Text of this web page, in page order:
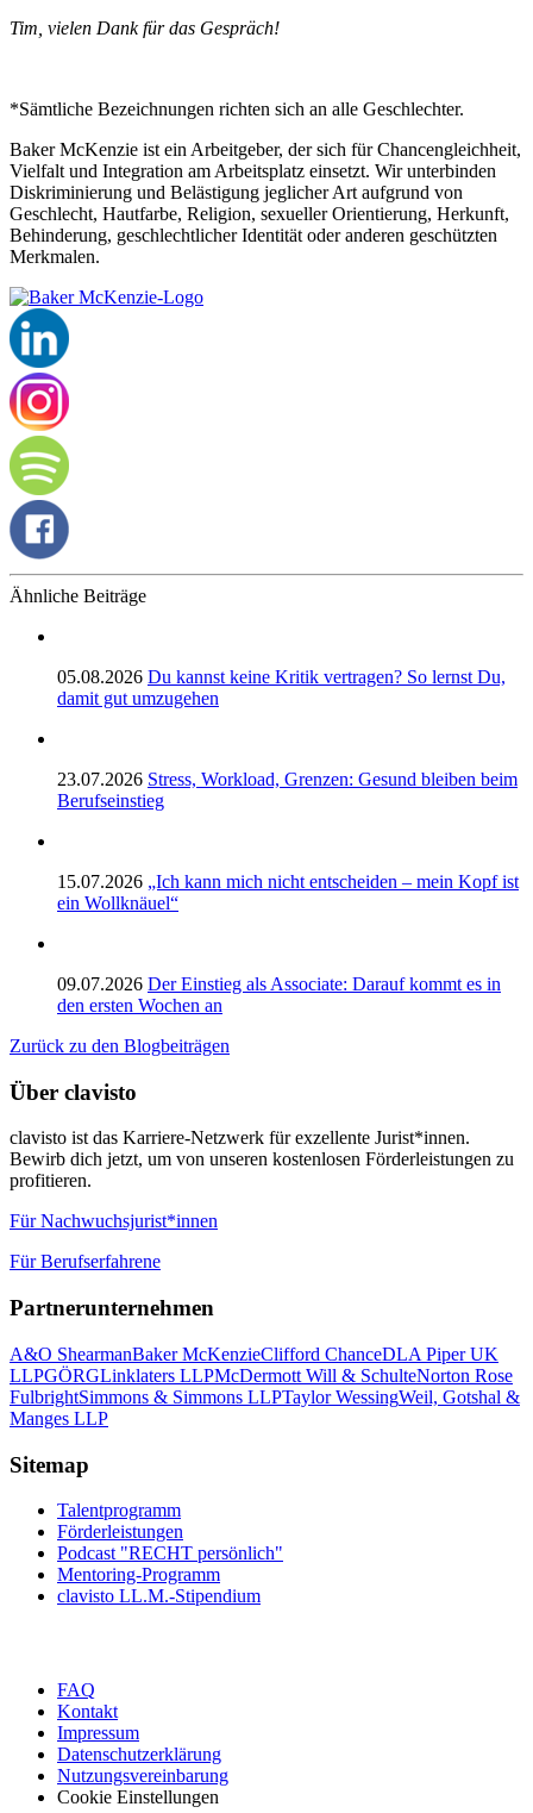
Tim, vielen Dank für das Gespräch!
*Sämtliche Bezeichnungen richten sich an alle Geschlechter.
Baker McKenzie ist ein Arbeitgeber, der sich für Chancengleichheit,
Vielfalt und Integration am Arbeitsplatz einsetzt. Wir unterbinden
Diskriminierung und Belästigung jeglicher Art aufgrund von
Geschlecht, Hautfarbe, Religion, sexueller Orientierung, Herkunft,
Behinderung, geschlechtlicher Identität oder anderen geschützten
Merkmalen.
Ähnliche Beiträge
05.08.2026 Du kannst keine Kritik vertragen? So lernst Du,
damit gut umzugehen
23.07.2026 Stress, Workload, Grenzen: Gesund bleiben beim
Berufseinstieg
15.07.2026 „Ich kann mich nicht entscheiden – mein Kopf ist
ein Wollknäuel“
09.07.2026 Der Einstieg als Associate: Darauf kommt es in
den ersten Wochen an
Zurück zu den Blogbeiträgen
Über clavisto
clavisto ist das Karriere-Netzwerk für exzellente Jurist*innen.
Bewirb dich jetzt, um von unseren kostenlosen Förderleistungen zu
profitieren.
Für Nachwuchsjurist*innen
Für Berufserfahrene
Partnerunternehmen
A&O ShearmanBaker McKenzieClifford ChanceDLA Piper UK
LLPGÖRGLinklaters LLPMcDermott Will & SchulteNorton Rose
FulbrightSimmons & Simmons LLPTaylor WessingWeil, Gotshal &
Manges LLP
Sitemap
Talentprogramm
Förderleistungen
Podcast "RECHT persönlich"
Mentoring-Programm
clavisto LL.M.-Stipendium
FAQ
Kontakt
Impressum
Datenschutzerklärung
Nutzungsvereinbarung
Cookie Einstellungen